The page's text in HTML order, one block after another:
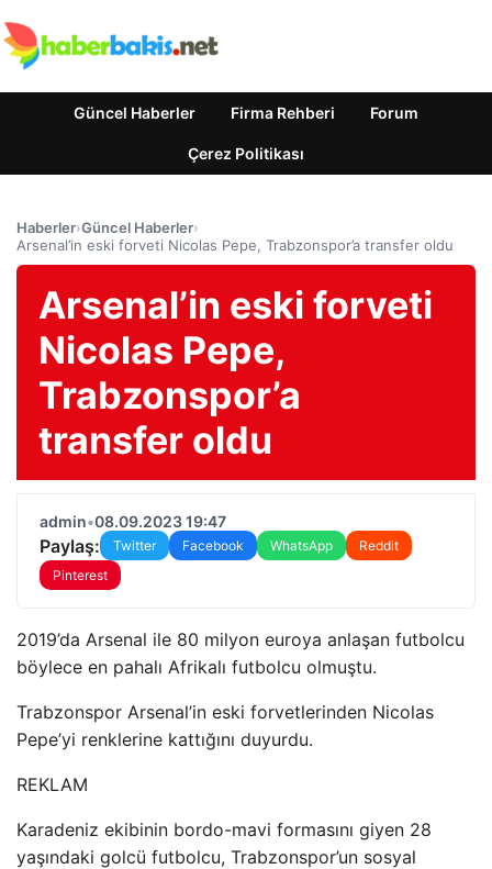
Güncel Haberler Firma Rehberi Forum
Çerez Politikası
Haberler›Güncel Haberler›
Arsenal’in eski forveti Nicolas Pepe, Trabzonspor’a transfer oldu
Arsenal’in eski forveti
Nicolas Pepe,
Trabzonspor’a
transfer oldu
admin•08.09.2023 19:47
Paylaş: Twitter Facebook WhatsApp
Reddit
Pinterest
2019’da Arsenal ile 80 milyon euroya anlaşan futbolcu
böylece en pahalı Afrikalı futbolcu olmuştu.
Trabzonspor Arsenal’in eski forvetlerinden Nicolas
Pepe’yi renklerine kattığını duyurdu.
REKLAM
Karadeniz ekibinin bordo-mavi formasını giyen 28
yaşındaki golcü futbolcu, Trabzonspor’un sosyal